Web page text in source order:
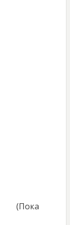
(Пока